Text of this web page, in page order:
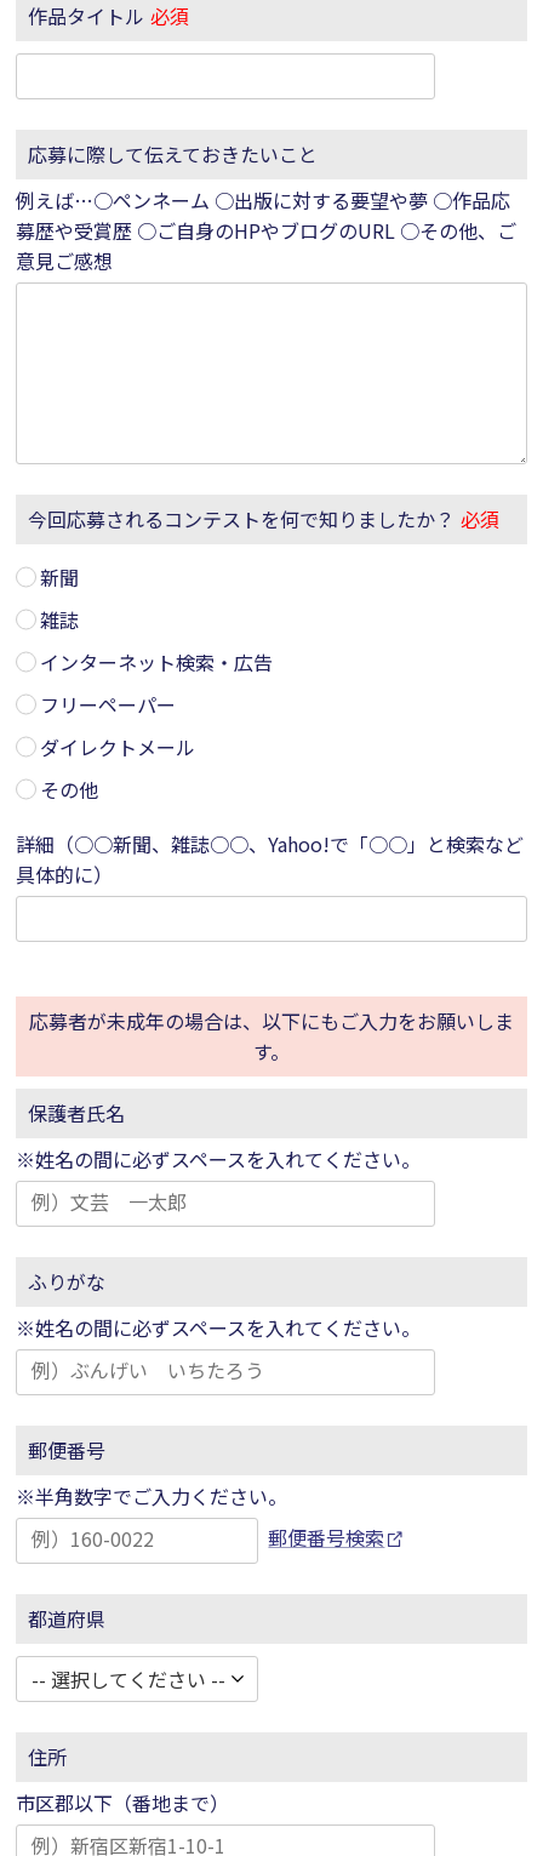
作品タイトル 必須
応募に際して伝えておきたいこと
例えば…○ペンネーム ○出版に対する要望や夢 ○作品応
募歴や受賞歴 ○ご自身のHPやブログのURL ○その他、ご
意見ご感想
今回応募されるコンテストを何で知りましたか？ 必須
新聞
雑誌
インターネット検索・広告
フリーペーパー
ダイレクトメール
その他
詳細（○○新聞、雑誌○○、Yahoo!で「○○」と検索など
具体的に）
応募者が未成年の場合は、以下にもご入力をお願いしま
す。
保護者氏名
※姓名の間に必ずスペースを入れてください。
ふりがな
※姓名の間に必ずスペースを入れてください。
郵便番号
※半角数字でご入力ください。
郵便番号検索
都道府県
住所
市区郡以下（番地まで）